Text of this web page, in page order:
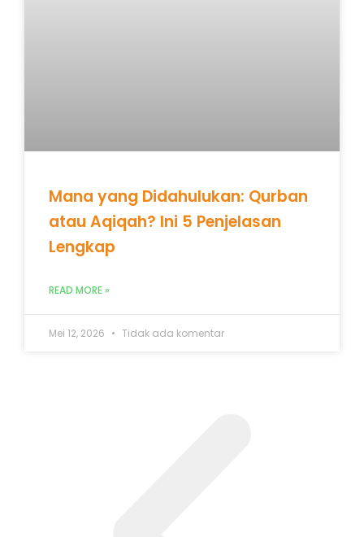
Mana yang Didahulukan: Qurban
atau Aqiqah? Ini 5 Penjelasan
Lengkap
READ MORE »
Mei 12, 2026 Tidak ada komentar